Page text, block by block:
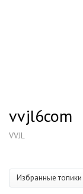
vvjl6com
VVJL
Избранные топики